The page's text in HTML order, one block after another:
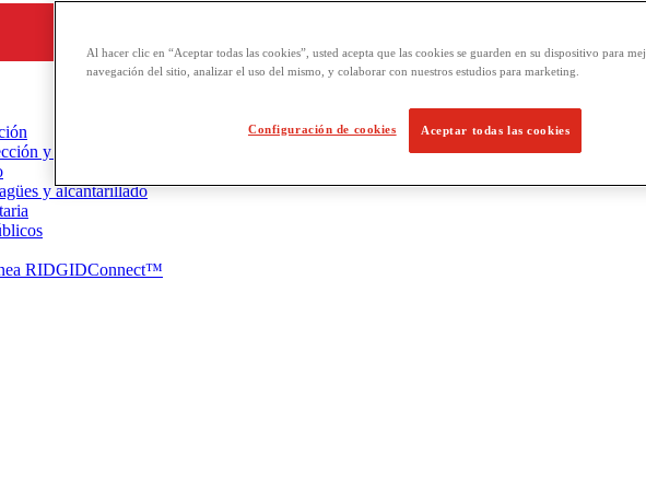
y localización
y alcantarillado
RIDGIDConnect™
Al hacer clic en “Aceptar todas las cookies”, usted acepta que las cookies se guarden en su dispositivo para
navegación del sitio, analizar el uso del mismo, y colaborar con nuestros estudios para marketing.
Configuración de cookies Aceptar todas las cookies